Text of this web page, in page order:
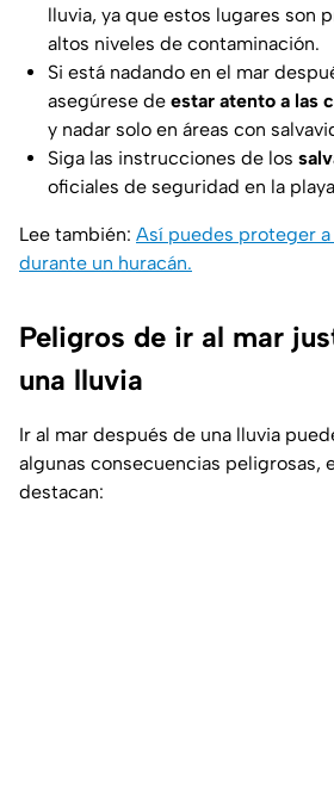
lluvia, ya que estos lugares son
altos niveles de contaminación.
Si está nadando en el mar
asegúrese de estar atento a las
y nadar solo en áreas con
Siga las instrucciones de los
oficiales de seguridad en la
Lee también: Así puedes proteger
durante un huracán.
Peligros de ir al mar
una lluvia
Ir al mar después de una lluvia
algunas consecuencias peligrosas,
destacan: